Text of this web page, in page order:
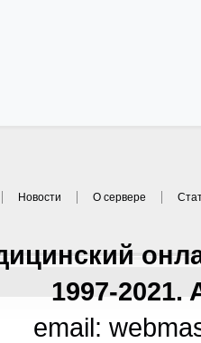
Новости О сервере
1997-2021.
email: